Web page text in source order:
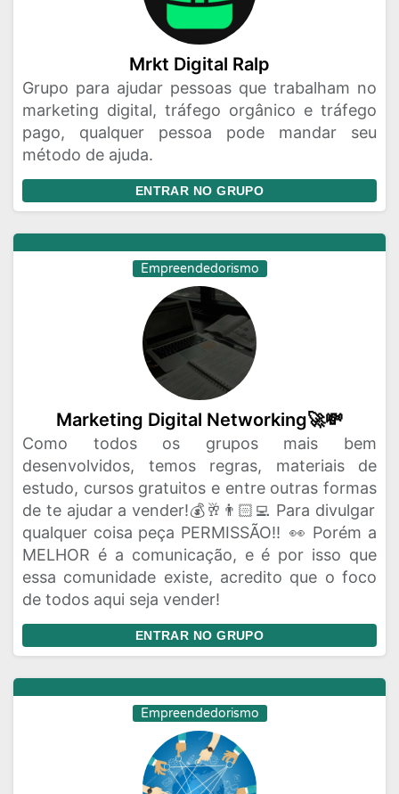
Mrkt Digital Ralp
Grupo para ajudar pessoas que trabalham no
marketing digital, tráfego orgânico e tráfego
pago, qualquer pessoa pode mandar seu
método de ajuda.
ENTRAR NO GRUPO
Empreendedorismo
Marketing Digital Networking🚀💸
Como todos os grupos mais bem
desenvolvidos, temos regras, materiais de
estudo, cursos gratuitos e entre outras formas
de te ajudar a vender!💰🥂👨🏻‍💻 Para divulgar
qualquer coisa peça PERMISSÃO‼️ 👀 Porém a
MELHOR é a comunicação, e é por isso que
essa comunidade existe, acredito que o foco
de todos aqui seja vender!
ENTRAR NO GRUPO
Empreendedorismo